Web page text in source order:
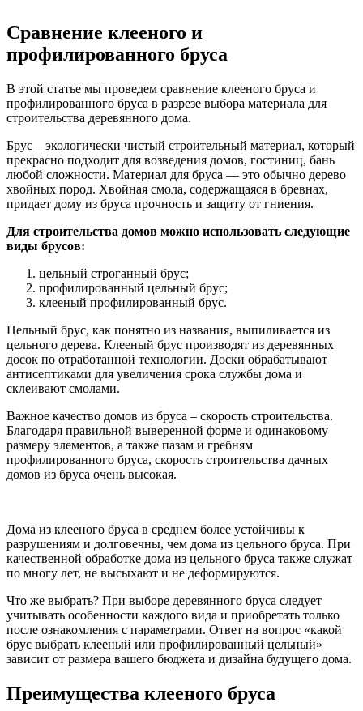
Сравнение клееного и
профилированного бруса
В этой статье мы проведем сравнение клееного бруса и
профилированного бруса в разрезе выбора материала для
строительства деревянного дома.
Брус – экологически чистый строительный материал, который
прекрасно подходит для возведения домов, гостиниц, бань
любой сложности. Материал для бруса — это обычно дерево
хвойных пород. Хвойная смола, содержащаяся в бревнах,
придает дому из бруса прочность и защиту от гниения.
Для строительства домов можно использовать следующие
виды брусов:
цельный строганный брус;
профилированный цельный брус;
клееный профилированный брус.
Цельный брус, как понятно из названия, выпиливается из
цельного дерева. Клееный брус производят из деревянных
досок по отработанной технологии. Доски обрабатывают
антисептиками для увеличения срока службы дома и
склеивают смолами.
Важное качество домов из бруса – скорость строительства.
Благодаря правильной выверенной форме и одинаковому
размеру элементов, а также пазам и гребням
профилированного бруса, скорость строительства дачных
домов из бруса очень высокая.
Дома из клееного бруса в среднем более устойчивы к
разрушениям и долговечны, чем дома из цельного бруса. При
качественной обработке дома из цельного бруса также служат
по многу лет, не высыхают и не деформируются.
Что же выбрать? При выборе деревянного бруса следует
учитывать особенности каждого вида и приобретать только
после ознакомления с параметрами. Ответ на вопрос «какой
брус выбрать клееный или профилированный цельный»
зависит от размера вашего бюджета и дизайна будущего дома.
Преимущества клееного бруса